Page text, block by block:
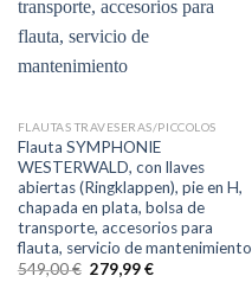
FLAUTAS TRAVESERAS/PICCOLOS
Flauta SYMPHONIE
WESTERWALD, con llaves
abiertas (Ringklappen), pie en H,
chapada en plata, bolsa de
transporte, accesorios para
flauta, servicio de mantenimiento
549,00€ El
precio
279,99€El